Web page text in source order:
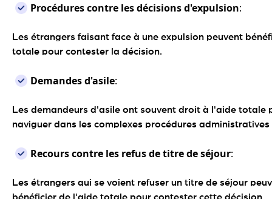
Procédures contre les décisions d'expulsion:
Les étrangers faisant face à une expulsion peuvent
totale pour contester la décision.
Demandes d'asile:
Les demandeurs d'asile ont souvent droit à l'aide totale
naviguer dans les complexes procédures
Recours contre les refus de titre de séjour:
Les étrangers qui se voient refuser un titre de séjour
bénéficier de l'aide totale pour contester cette décision.